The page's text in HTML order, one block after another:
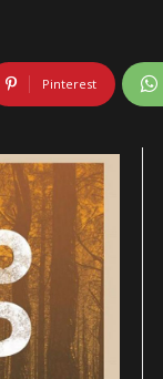
Pinterest